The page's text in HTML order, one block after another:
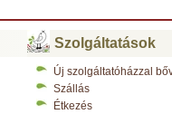
Szolgáltatások
Új szolgáltatóházzal
Szállás
Étkezés